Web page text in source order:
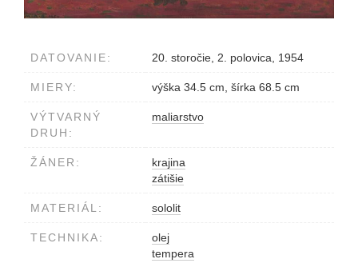
DATOVANIE: 20. storočie, 2. polovica, 1954
MIERY: výška 34.5 cm, šírka 68.5 cm
VÝTVARNÝ
DRUH:
maliarstvo
ŽÁNER:
krajina
zátišie
MATERIÁL: sololit
TECHNIKA:
olej
tempera